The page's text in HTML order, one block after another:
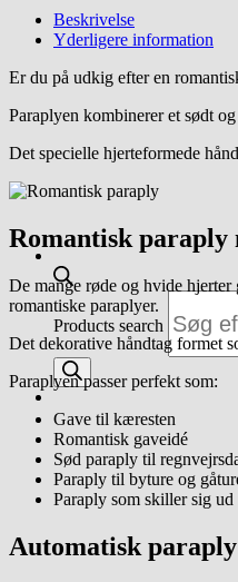
Products search
Beskrivelse
Yderligere information
Er du på udkig efter en
Paraplyen kombinerer et sødt
Det specielle hjerteformede
Romantisk paraply
De mange røde og hvide hjerter
romantiske paraplyer.
Det dekorative håndtag formet
Paraplyen passer perfekt som:
Gave til kæresten
Romantisk gaveidé
Sød paraply til
Paraply til byture og
Paraply som skiller sig
Automatisk